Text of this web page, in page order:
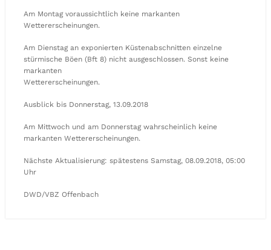
Am Montag voraussichtlich keine markanten
Wettererscheinungen.
Am Dienstag an exponierten Küstenabschnitten einzelne
stürmische Böen (Bft 8) nicht ausgeschlossen. Sonst keine
markanten
Wettererscheinungen.
Ausblick bis Donnerstag, 13.09.2018
Am Mittwoch und am Donnerstag wahrscheinlich keine
markanten Wettererscheinungen.
Nächste Aktualisierung: spätestens Samstag, 08.09.2018, 05:00
Uhr
DWD/VBZ Offenbach